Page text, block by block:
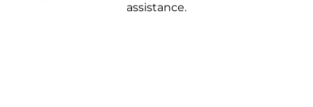
assistance.